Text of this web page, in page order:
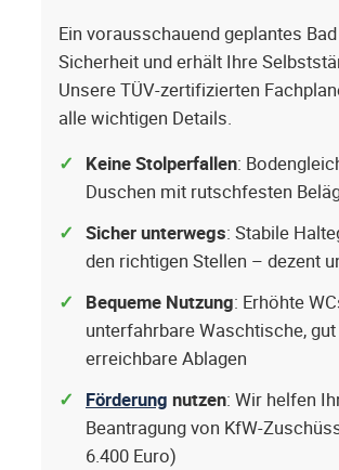
Ein vorausschauend geplantes
Sicherheit und erhält Ihre
Unsere TÜV-zertifizierten
alle wichtigen Details.
Keine Stolperfallen:
Duschen mit rutschfesten
Sicher unterwegs: Stabile
den richtigen Stellen – dezent
Bequeme Nutzung: Erhöhte
unterfahrbare Waschtische, gut
erreichbare Ablagen
Förderung nutzen: Wir helfen
Beantragung von KfW-
6.400 Euro)